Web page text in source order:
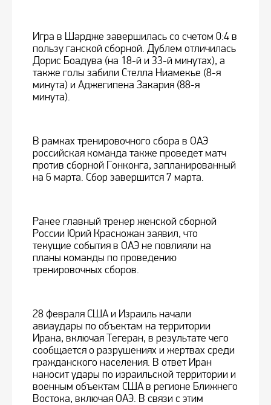
Игра в Шардже завершилась со счетом 0:4 в
пользу ганской сборной. Дублем отличилась
Дорис Боадува (на 18-й и 33-й минутах), а
также голы забили Стелла Ниамекье (8-я
минута) и Аджегипена Закария (88-я
минута).
В рамках тренировочного сбора в ОАЭ
российская команда также проведет матч
против сборной Гонконга, запланированный
на 6 марта. Сбор завершится 7 марта.
Ранее главный тренер женской сборной
России Юрий Красножан заявил, что
текущие события в ОАЭ не повлияли на
планы команды по проведению
тренировочных сборов.
28 февраля США и Израиль начали
авиаудары по объектам на территории
Ирана, включая Тегеран, в результате чего
сообщается о разрушениях и жертвах среди
гражданского населения. В ответ Иран
наносит удары по израильской территории и
военным объектам США в регионе Ближнего
Востока, включая ОАЭ. В связи с этим